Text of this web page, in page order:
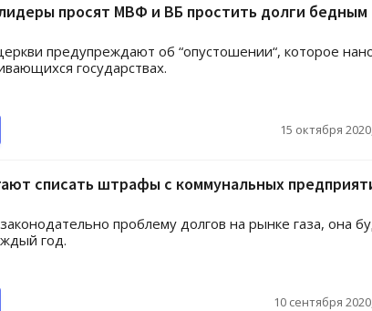
просят МВФ и ВБ простить долги бедным
предупреждают об “опустошении“, которое
государствах.
15 октября
списать штрафы с коммунальных
проблему долгов на рынке газа, она
год.
10 сентября